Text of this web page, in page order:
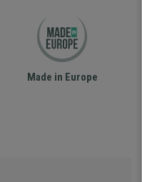
Made in Europe